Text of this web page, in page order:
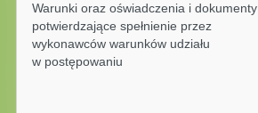
Warunki oraz oświadczenia i dokumenty
potwierdzające spełnienie przez
wykonawców warunków udziału
w postępowaniu